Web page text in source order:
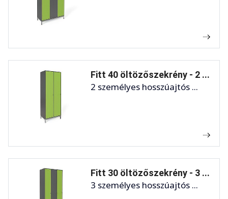
Fitt 40 öltözőszekrény - 2 ...
2 személyes hosszúajtós ...
Fitt 30 öltözőszekrény - 3 ...
3 személyes hosszúajtós ...